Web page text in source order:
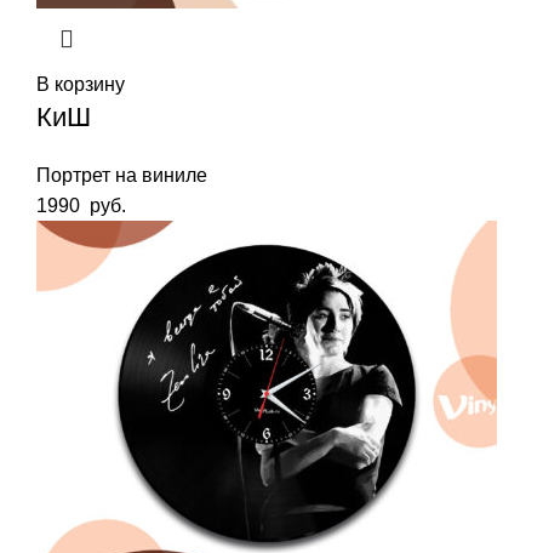
В корзину
КиШ
Портрет на виниле
1990 руб.